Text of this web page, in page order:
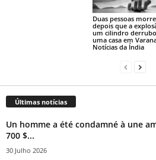
Duas pessoas
depois que a
um cilindro
uma casa em
Notícias da Índia
Últimas notícias
Un homme a été condamné à une
700 $...
30 Julho 2026